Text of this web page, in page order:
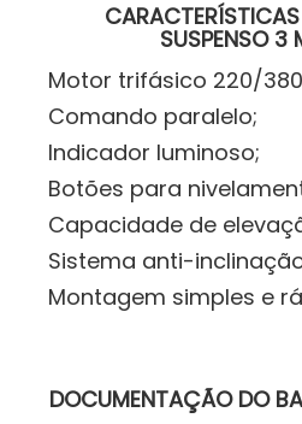
SUSPENSO 3
Motor trifásico 220/
Comando paralelo;
Indicador luminoso;
Botões para
Capacidade de
Sistema anti-
Montagem simples e
DOCUMENTAÇÃO DO